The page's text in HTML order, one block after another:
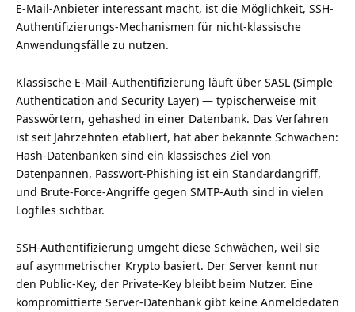
E-Mail-Anbieter interessant macht, ist die Möglichkeit, SSH-
Authentifizierungs-Mechanismen für nicht-klassische
Anwendungsfälle zu nutzen.
Klassische E-Mail-Authentifizierung läuft über SASL (Simple
Authentication and Security Layer) — typischerweise mit
Passwörtern, gehashed in einer Datenbank. Das Verfahren
ist seit Jahrzehnten etabliert, hat aber bekannte Schwächen:
Hash-Datenbanken sind ein klassisches Ziel von
Datenpannen, Passwort-Phishing ist ein Standardangriff,
und Brute-Force-Angriffe gegen SMTP-Auth sind in vielen
Logfiles sichtbar.
SSH-Authentifizierung umgeht diese Schwächen, weil sie
auf asymmetrischer Krypto basiert. Der Server kennt nur
den Public-Key, der Private-Key bleibt beim Nutzer. Eine
kompromittierte Server-Datenbank gibt keine Anmeldedaten